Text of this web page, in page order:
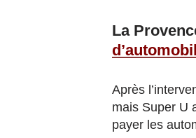
La
Après
mais Super U
payer les